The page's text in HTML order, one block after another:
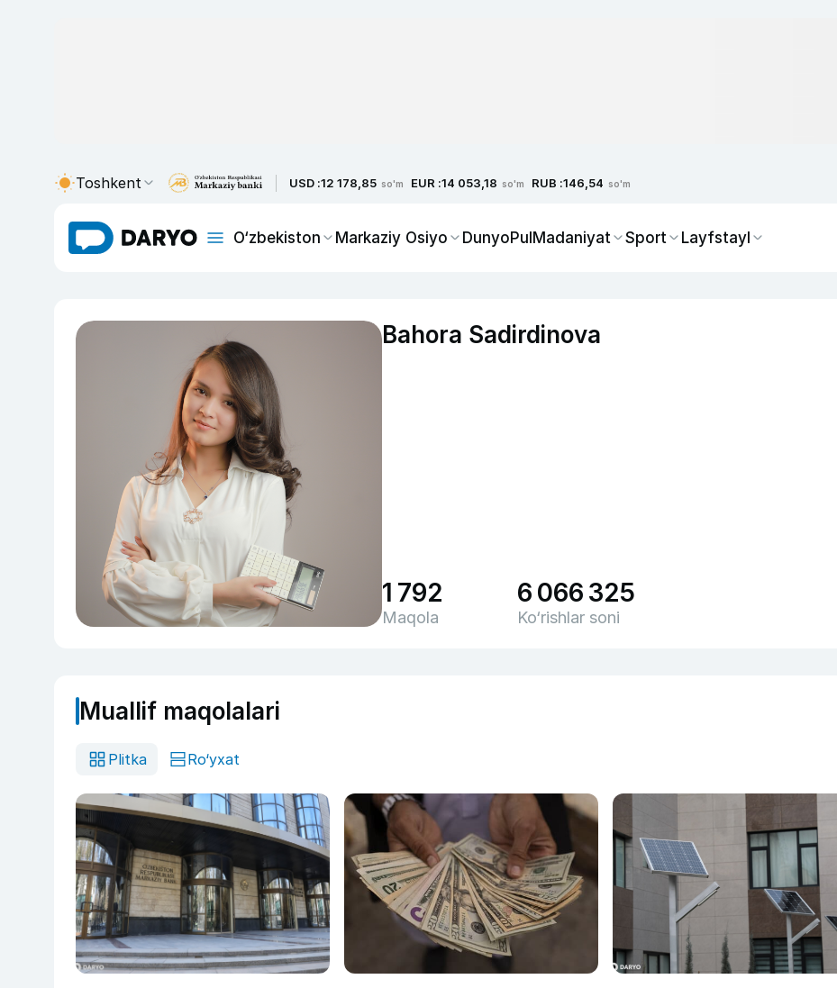
Toshkent USD :12 178,85 so'm EUR :14 053,18 so'm RUB :146,54 so'm
O‘zbekiston Markaziy Osiyo DunyoPulMadaniyat Sport Layfstayl
Bahora Sadirdinova
1 792
Maqola
6 066 325
Ko‘rishlar soni
Muallif maqolalari
Plitka Ro‘yxat